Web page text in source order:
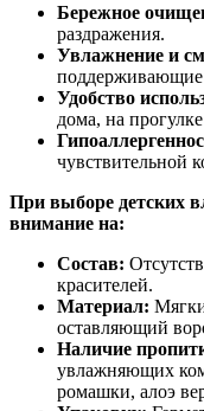
Бережное
раздражения.
Увлажнение и
поддерживающие
Удобство
дома, на
чувствительной
При выборе детских
внимание на:
Состав:
красителей.
Материал:
оставляющий
Наличие
увлажняющих
ромашки, алоэ